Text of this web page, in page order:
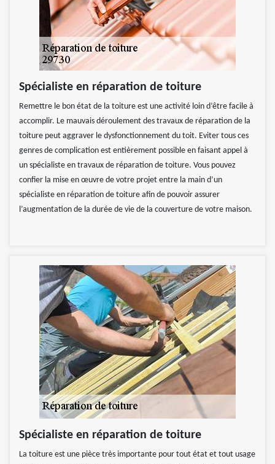
Spécialiste en réparation de toiture
Remettre le bon état de la toiture est une activité loin d’être facile à
accomplir. Le mauvais déroulement des travaux de réparation de la
toiture peut aggraver le dysfonctionnement du toit. Eviter tous ces
genres de complication est entièrement possible en faisant appel à
un spécialiste en travaux de réparation de toiture. Vous pouvez
confier la mise en œuvre de votre projet entre la main d’un
spécialiste en réparation de toiture afin de pouvoir assurer
l’augmentation de la durée de vie de la couverture de votre maison.
Spécialiste en réparation de toiture
La toiture est une pièce très importante pour tout état et tout usage